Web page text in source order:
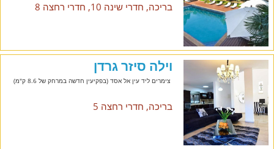
בריכה, חדרי שינה 10, חדרי רחצה 8
וילה סיזר גרדן
צימרים ליד עין אל אסד (בפקיעין חדשה במרחק של 8.6 ק"מ)
בריכה, חדרי רחצה 5